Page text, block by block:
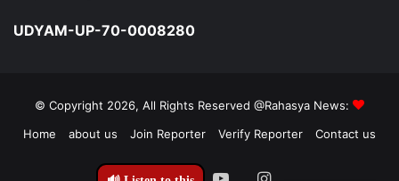
UDYAM-UP-70-0008280
© Copyright 2026, All Rights Reserved @Rahasya News:
Home
about us Join Reporter Verify Reporter Contact us
Facebook
TwitterYouTubeInstagram